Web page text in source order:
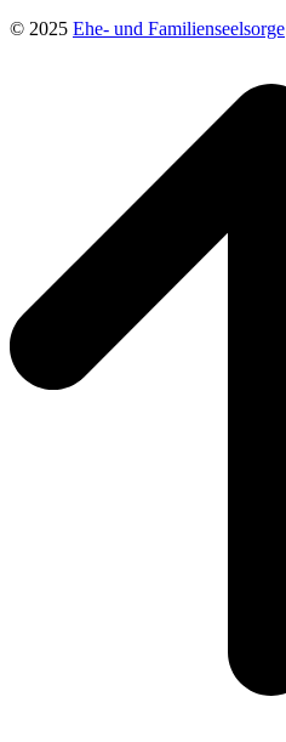
© 2025 Ehe- und Familienseelsorge